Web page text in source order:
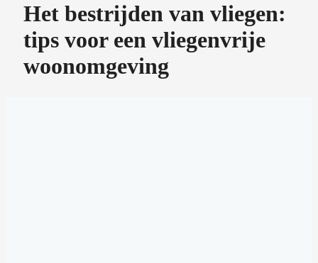
Het bestrijden van vliegen:
tips voor een vliegenvrije
woonomgeving